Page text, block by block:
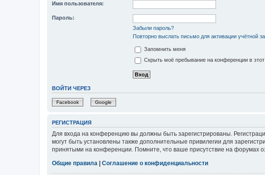
Имя пользователя:
Пароль:
Забыли пароль?
Повторно выслать письмо для активации учётной
Запомнить меня
Скрыть моё пребывание на конференции в этот
ВОЙТИ ЧЕРЕЗ
Facebook Google
РЕГИСТРАЦИЯ
Для входа на конференцию вы должны быть зарегистрированы.
могут быть установлены также дополнительные привилегии для
принятыми на конференции. Помните, что ваше присутствие на форумах
Общие правила
Соглашение о конфиденциальности